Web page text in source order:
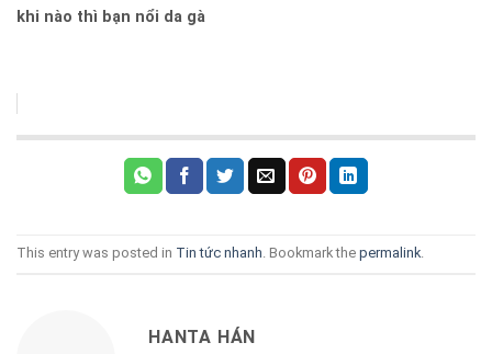
khi nào thì bạn nổi da gà
This entry was posted in Tin tức nhanh. Bookmark the permalink.
HANTA HÁN